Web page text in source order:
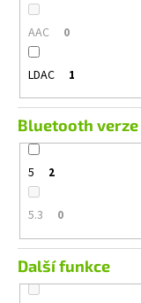
AAC 0
LDAC 1
Bluetooth verze
5 2
5.3 0
Další funkce